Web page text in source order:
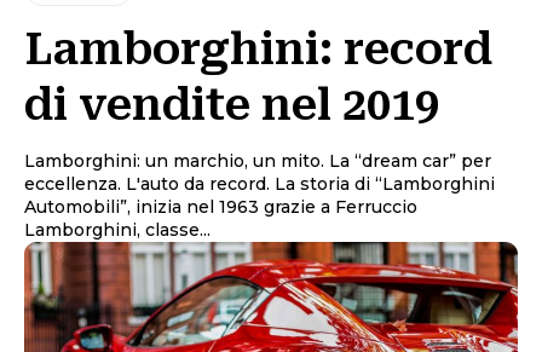
Lamborghini: record
di vendite nel 2019
Lamborghini: un marchio, un mito. La “dream car” per
eccellenza. L'auto da record. La storia di “Lamborghini
Automobili”, inizia nel 1963 grazie a Ferruccio
Lamborghini, classe...